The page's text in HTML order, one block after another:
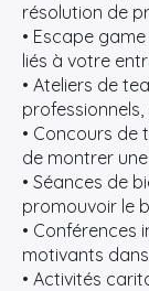
résolution de
• Escape
liés à votre
• Ateliers de
• Concours de
de montrer
• Séances de
promouvoir le
• Conférences
motivants
• Activités